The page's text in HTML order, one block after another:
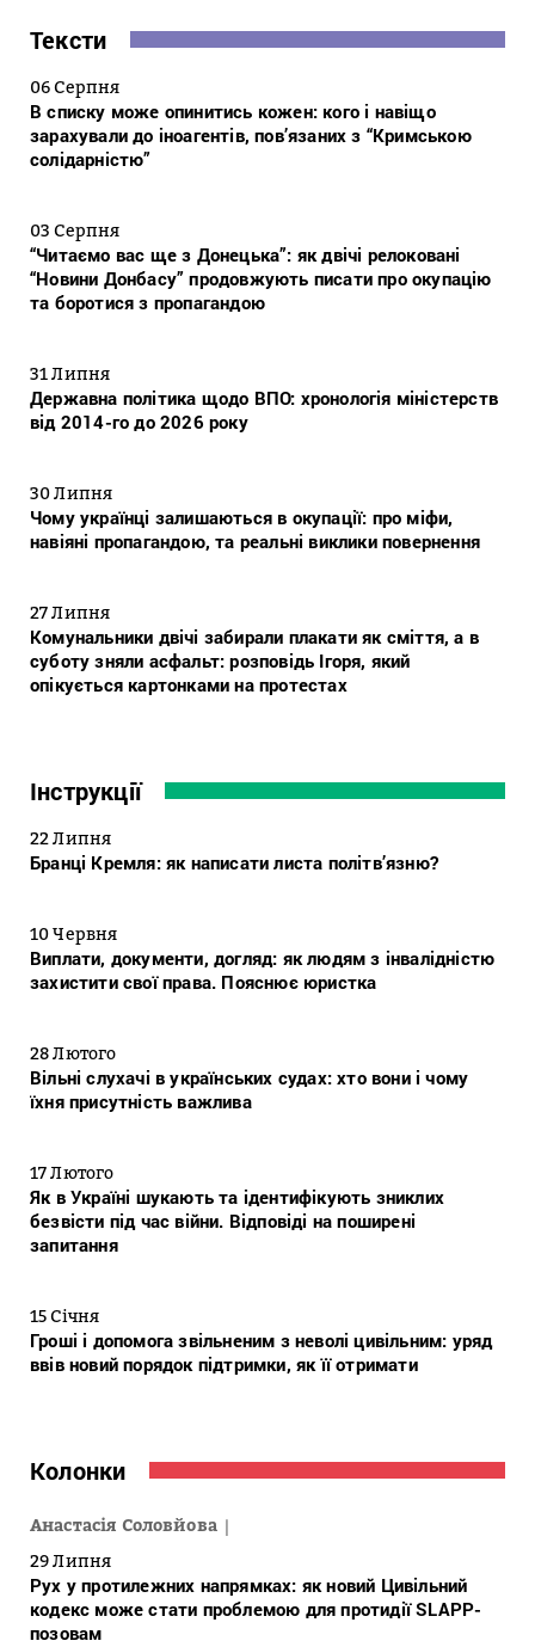
Тексти
06 Серпня
В списку може опинитись кожен: кого і навіщо
зарахували до іноагентів, пов’язаних з “Кримською
солідарністю”
03 Серпня
“Читаємо вас ще з Донецька”: як двічі релоковані
“Новини Донбасу” продовжують писати про окупацію
та боротися з пропагандою
31 Липня
Державна політика щодо ВПО: хронологія міністерств
від 2014-го до 2026 року
30 Липня
Чому українці залишаються в окупації: про міфи,
навіяні пропагандою, та реальні виклики повернення
27 Липня
Комунальники двічі забирали плакати як сміття, а в
суботу зняли асфальт: розповідь Ігоря, який
опікується картонками на протестах
Інструкції
22 Липня
Бранці Кремля: як написати листа політв’язню?
10 Червня
Виплати, документи, догляд: як людям з інвалідністю
захистити свої права. Пояснює юристка
28 Лютого
Вільні слухачі в українських судах: хто вони і чому
їхня присутність важлива
17 Лютого
Як в Україні шукають та ідентифікують зниклих
безвісти під час війни. Відповіді на поширені
запитання
15 Січня
Гроші і допомога звільненим з неволі цивільним: уряд
ввів новий порядок підтримки, як її отримати
Колонки
Анастасія Соловйова
29 Липня
Рух у протилежних напрямках: як новий Цивільний
кодекс може стати проблемою для протидії SLAPP-
позовам